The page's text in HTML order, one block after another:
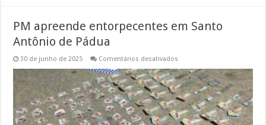
PM apreende entorpecentes em Santo
Antônio de Pádua
30 de junho de 2025 Comentários desativados
apreende
entorpecentes
em
Santo
Antônio
de
Pádua